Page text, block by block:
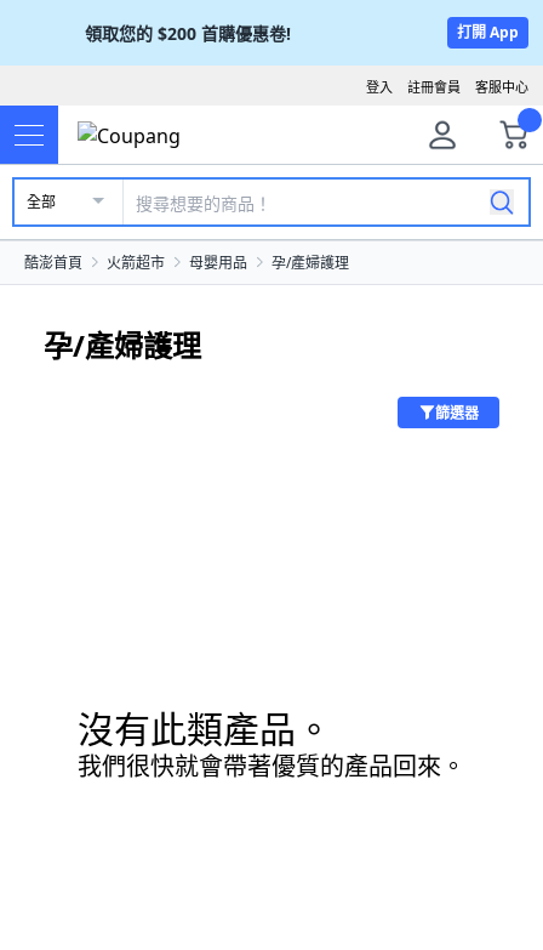
領取您的 $200 首購優惠卷! 打開 App
客服中心
註冊會員
登入
全部
酷澎首頁 火箭超市 母嬰用品 孕/產婦護理
孕/產婦護理
篩選器
沒有此類產品。
我們很快就會帶著優質的產品回來。